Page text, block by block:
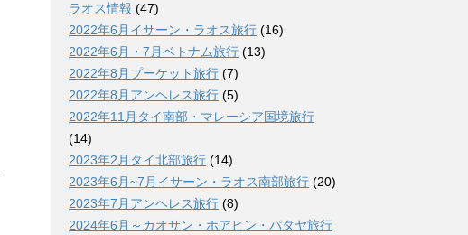
ラオス情報 (47)
2022年6月イサーン・ラオス旅行 (16)
2022年6月・7月ベトナム旅行 (13)
2022年8月プーケット旅行 (7)
2022年8月アンヘレス旅行 (5)
2022年11月タイ南部・マレーシア国境旅行
(14)
2023年2月タイ北部旅行 (14)
2023年6月~7月イサーン・ラオス南部旅行 (20)
2023年7月アンヘレス旅行 (8)
2024年6月～カオサン・ホアヒン・パタヤ旅行